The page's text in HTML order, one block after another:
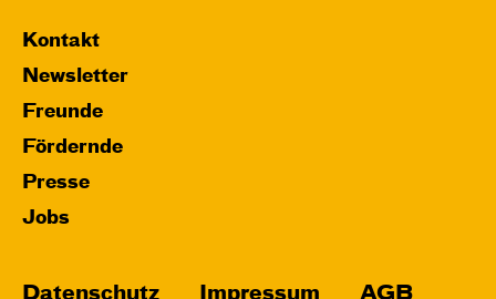
Kontakt
Newsletter
Freunde
Fördernde
Presse
Jobs
Datenschutz Impressum AGB